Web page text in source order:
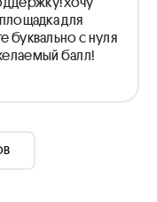
для
буквально с нуля
балл!